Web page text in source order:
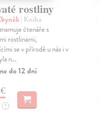
rostliny
| Kniha
čtenáře s
rostlinami,
se v přírodě u nás i v
n...
do 12 dní
?